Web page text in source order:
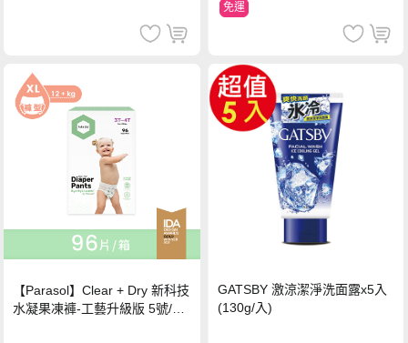
免運
【Parasol】Clear + Dry 新科技
水凝果凍褲-工藝升級版 5號/XL
GATSBY 激涼潔淨洗面露x5入
(130g/入)